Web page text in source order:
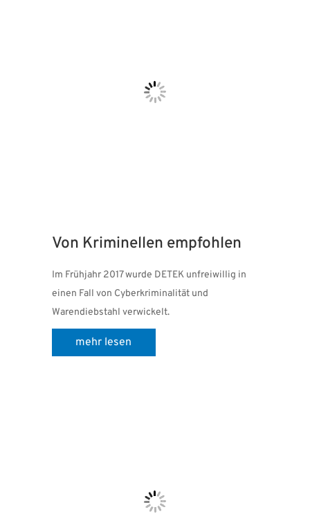
Von Kriminellen empfohlen
Im Frühjahr 2017 wurde DETEK unfreiwillig in
einen Fall von Cyberkriminalität und
Warendiebstahl verwickelt.
mehr lesen